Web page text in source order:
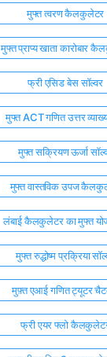
मुफ्त त्वरण कैलकुलेटर
मुफ्त प्राप्य खाता कारोबार
फ्री एसिड बेस सॉल्वर
मुफ्त ACT गणित उत्तर
मुफ्त सक्रियण ऊर्जा
मुफ्त वास्तविक उपज
लंबाई कैलकुलेटर का मुफ्त
मुफ्त रुद्धोष्म प्रक्रिया
मुफ़्त एआई गणित ट्यूटर
फ्री एयर फ्लो